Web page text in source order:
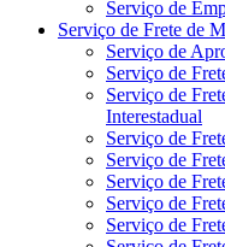
Serviço de
Serviço de Frete de
Serviço de
Serviço de
Serviço de
Interestadual
Serviço de
Serviço de
Serviço de
Serviço de
Serviço de